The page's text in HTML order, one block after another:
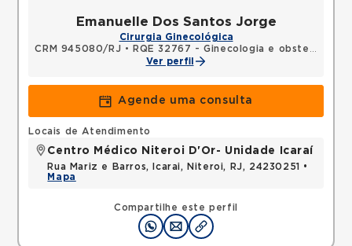
Emanuelle Dos Santos Jorge
Cirurgia Ginecológica
CRM 945080/RJ •
RQE 32767 - Ginecologia e obstetrícia
Ver perfil
Agende uma consulta
Compartilhe este perfil
Locais de Atendimento
Centro Médico Niteroi D'Or- Unidade Icaraí
Rua Mariz e Barros, Icarai, Niteroi, RJ, 24230251 •
Mapa